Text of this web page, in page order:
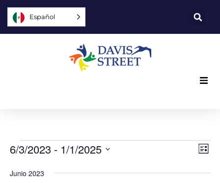
Español
Lista
6/3/2023 - 1/1/2025
fecha.
Junio 2023